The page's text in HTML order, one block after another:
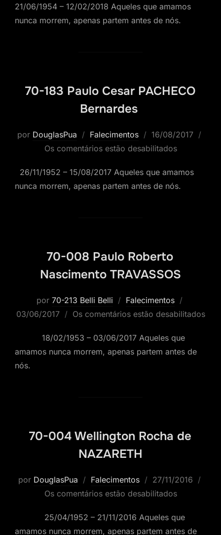
21/06/1954 – 12/02/2018 Aqueles que amamos
nunca morrem, apenas partem antes de nós.
70-183 Paulo Cesar PACHECO
Bernardes
por DouglasPua Falecimentos
Postado
em
16/08/2017
Os comentários estão desabilitados
26/11/1952 – 15/08/2017 Aqueles que amamos
nunca morrem, apenas partem antes de nós.
70-008 Paulo Roberto
Nascimento TRAVASSOS
por 70-213 Belli Belli Falecimentos
em
03/06/2017 Os comentários estão desabilitados
18/02/1953 – 03/06/2017 Aqueles que
amamos nunca morrem, apenas partem antes de
nós.
70-004 Wellington Rocha de
NAZARETH
por DouglasPua Falecimentos
Postado
em
27/11/2016
Os comentários estão desabilitados
25/04/1952 – 21/11/2016 Aqueles que
amamos nunca morrem, apenas partem antes de